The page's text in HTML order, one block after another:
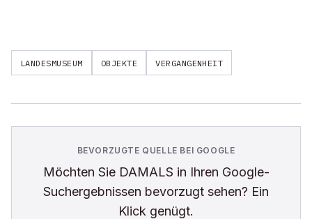
LANDESMUSEUM OBJEKTE VERGANGENHEIT
BEVORZUGTE QUELLE BEI GOOGLE
Möchten Sie DAMALS in Ihren Google-
Suchergebnissen bevorzugt sehen? Ein
Klick genügt.